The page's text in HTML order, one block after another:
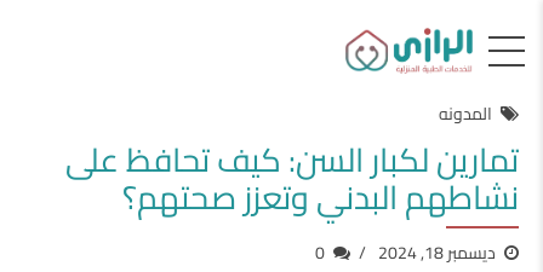
المدونه
تمارين لكبار السن: كيف تحافظ على
نشاطهم البدني وتعزز صحتهم؟
ديسمبر 18, 2024 0